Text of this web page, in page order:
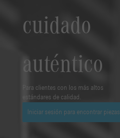
cuidado
auténtico
Para clientes con los más altos
estándares de calidad.
Iniciar sesión para encontrar piezas